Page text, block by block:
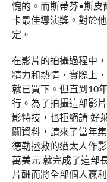
愧的。而斯蒂芬•斯皮
卡最佳導演獎。對於
定。
在影片的拍攝過程中
精力和熱情，實際上
就已買下。但直到10
行。為了拍攝這部影
影特技，也拒絕請 好
關資料，請來了當年
德勒拯救的猶太人作
萬美元 就完成了這部
片酬而將全部個人贏